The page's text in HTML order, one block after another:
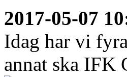
2017-05-07
Idag har vi
annat ska IFK